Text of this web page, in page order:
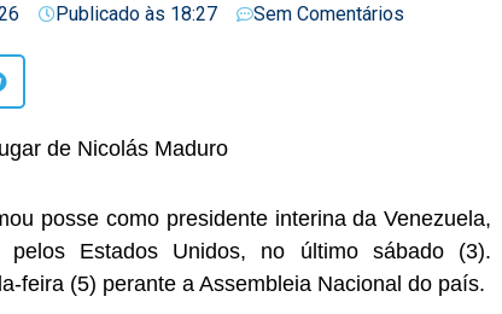
Publicado às 18:27 Sem Comentários
de Nicolás Maduro
posse como presidente interina da Venezuela,
Estados Unidos, no último sábado (3).
feira (5) perante a Assembleia Nacional do país.